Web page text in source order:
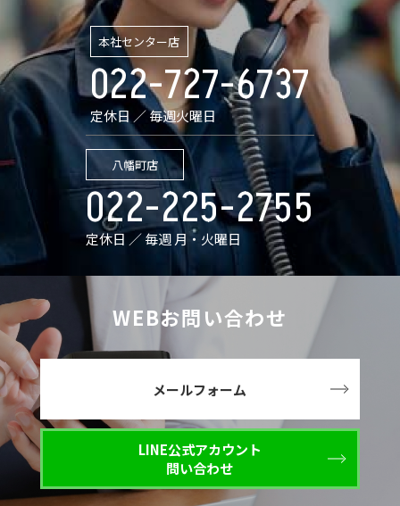
本社センター店
022-727-6737
定休日 ／ 毎週火曜日
八幡町店
022-225-2755
定休日 ／ 毎週 月・火曜日
WEBお問い合わせ
メールフォーム
LINE公式アカウント
問い合わせ